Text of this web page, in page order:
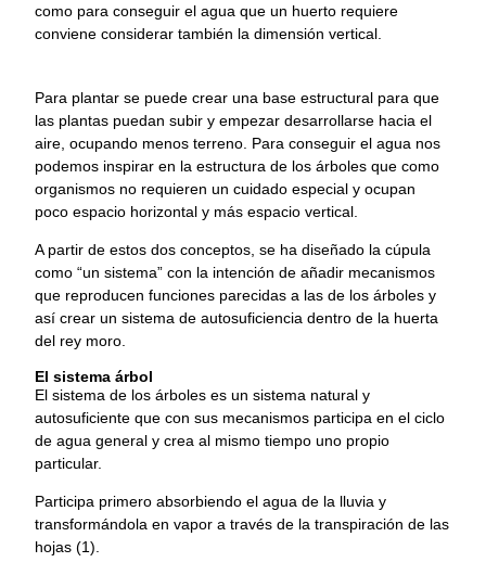
como para conseguir el agua que un huerto requiere
conviene considerar también la dimensión vertical.
Para plantar se puede crear una base estructural para que
las plantas puedan subir y empezar desarrollarse hacia el
aire, ocupando menos terreno. Para conseguir el agua nos
podemos inspirar en la estructura de los árboles que como
organismos no requieren un cuidado especial y ocupan
poco espacio horizontal y más espacio vertical.
A partir de estos dos conceptos, se ha diseñado la cúpula
como “un sistema” con la intención de añadir mecanismos
que reproducen funciones parecidas a las de los árboles y
así crear un sistema de autosuficiencia dentro de la huerta
del rey moro.
El sistema árbol
El sistema de los árboles es un sistema natural y
autosuficiente que con sus mecanismos participa en el ciclo
de agua general y crea al mismo tiempo uno propio
particular.
Participa primero absorbiendo el agua de la lluvia y
transformándola en vapor a través de la transpiración de las
hojas (1).